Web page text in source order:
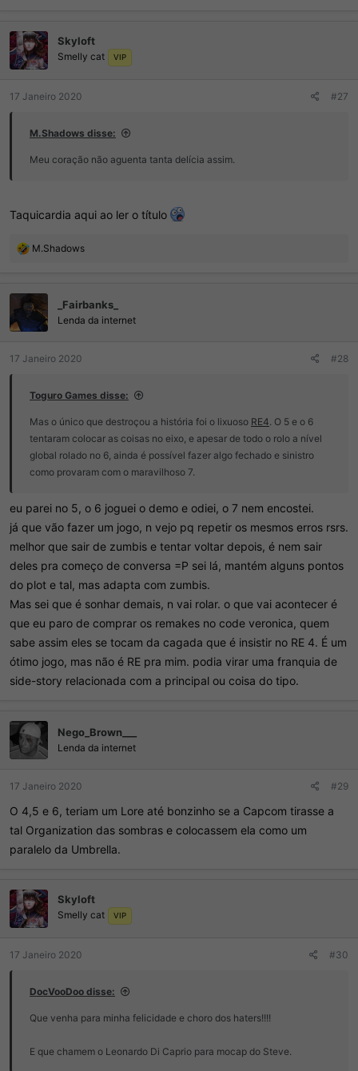
Skyloft
Smelly cat VIP
17 Janeiro 2020 #27
M.Shadows disse:
Meu coração não aguenta tanta delícia assim.
Taquicardia aqui ao ler o título
R
õ
e
s
M.Shadows
_Fairbanks_
Lenda da internet
17 Janeiro 2020 #28
Toguro Games disse:
Mas o único que destroçou a história foi o lixuoso RE4. O 5 e o 6
tentaram colocar as coisas no eixo, e apesar de todo o rolo a nível
global rolado no 6, ainda é possível fazer algo fechado e sinistro
como provaram com o maravilhoso 7.
eu parei no 5, o 6 joguei o demo e odiei, o 7 nem encostei.
já que vão fazer um jogo, n vejo pq repetir os mesmos erros rsrs.
melhor que sair de zumbis e tentar voltar depois, é nem sair
deles pra começo de conversa =P sei lá, mantém alguns pontos
do plot e tal, mas adapta com zumbis.
Mas sei que é sonhar demais, n vai rolar. o que vai acontecer é
que eu paro de comprar os remakes no code veronica, quem
sabe assim eles se tocam da cagada que é insistir no RE 4. É um
ótimo jogo, mas não é RE pra mim. podia virar uma franquia de
side-story relacionada com a principal ou coisa do tipo.
Nego_Brown___
Lenda da internet
17 Janeiro 2020 #29
O 4,5 e 6, teriam um Lore até bonzinho se a Capcom tirasse a
tal Organization das sombras e colocassem ela como um
paralelo da Umbrella.
Skyloft
Smelly cat VIP
17 Janeiro 2020 #30
DocVooDoo disse:
Que venha para minha felicidade e choro dos haters!!!!
E que chamem o Leonardo Di Caprio para mocap do Steve.